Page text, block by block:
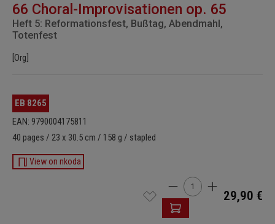
66 Choral-Improvisationen op. 65
Heft 5: Reformationsfest, Bußtag, Abendmahl,
Totenfest
[Org]
EB 8265
EAN: 9790004175811
40 pages / 23 x 30.5 cm / 158 g / stapled
View on nkoda
Product Quantity:
29,90 €